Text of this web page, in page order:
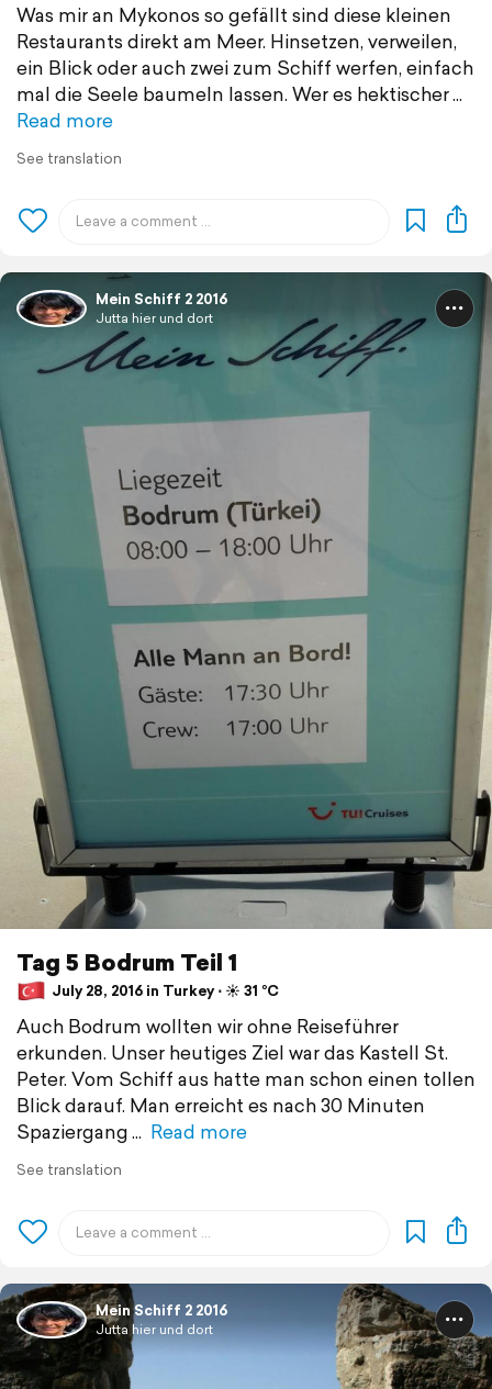
Was mir an Mykonos so gefällt sind diese kleinen
Restaurants direkt am Meer. Hinsetzen, verweilen,
ein Blick oder auch zwei zum Schiff werfen, einfach
mal die Seele baumeln lassen. Wer es hektischer
Read more
See translation
Mein Schiff 2 2016
Jutta hier und dort
Tag 5 Bodrum Teil 1
July 28, 2016 in Turkey ⋅ ☀️ 31 °C
Auch Bodrum wollten wir ohne Reiseführer
erkunden. Unser heutiges Ziel war das Kastell St.
Peter. Vom Schiff aus hatte man schon einen tollen
Blick darauf. Man erreicht es nach 30 Minuten
Spaziergang
Read more
See translation
Mein Schiff 2 2016
Jutta hier und dort